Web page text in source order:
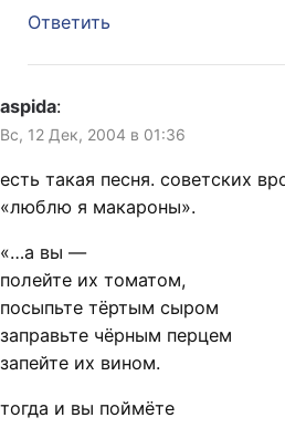
Ответить
aspida:
Вс, 12 Дек, 2004 в 01:36
есть такая песня. советских
«люблю я макароны».
«…а вы —
полейте их томатом,
посыпьте тёртым сыром
заправьте чёрным перцем
запейте их вином.
тогда и вы поймёте